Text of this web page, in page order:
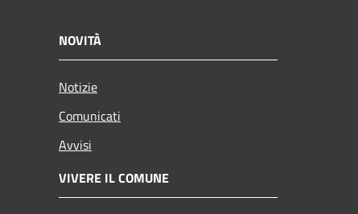
NOVITÀ
Notizie
Comunicati
Avvisi
VIVERE IL COMUNE